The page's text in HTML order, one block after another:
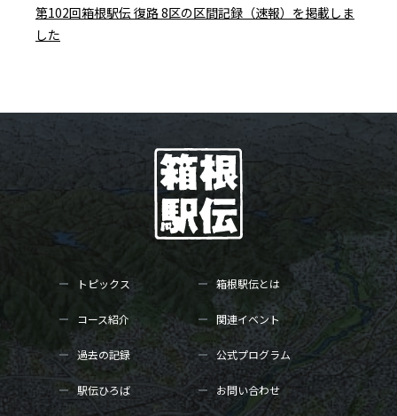
第102回箱根駅伝 復路 8区の区間記録（速報）を掲載しま
した
トピックス 箱根駅伝とは
コース紹介 関連イベント
過去の記録 公式プログラム
駅伝ひろば お問い合わせ